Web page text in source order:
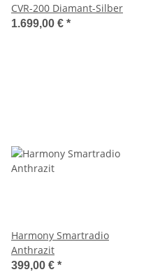
CVR-200 Diamant-Silber
1.699,00 € *
Harmony Smartradio
Anthrazit
399,00 € *